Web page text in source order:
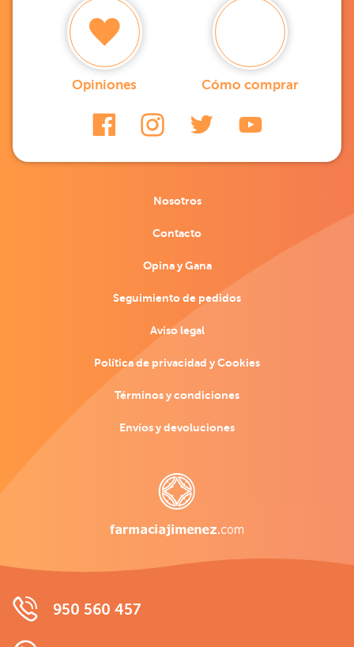
Opiniones Cómo comprar
Nosotros
Contacto
Opina y Gana
Seguimiento de pedidos
Aviso legal
Política de privacidad y Cookies
Términos y condiciones
Envíos y devoluciones
950 560 457